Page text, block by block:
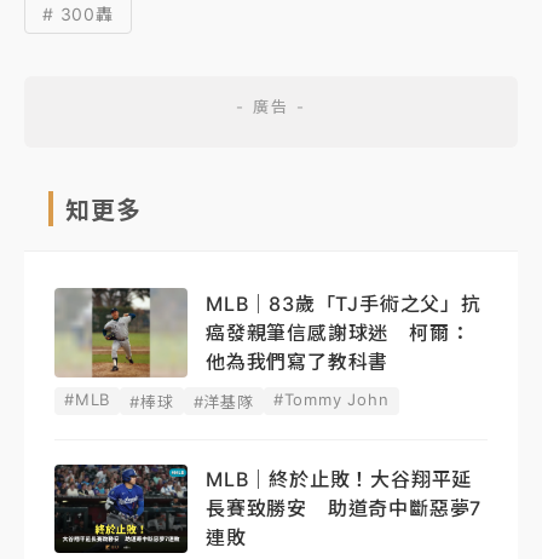
# 300轟
知更多
MLB｜83歲「TJ手術之父」抗
癌發親筆信感謝球迷 柯爾：
他為我們寫了教科書
#MLB #棒球 #洋基隊 #Tommy John
MLB｜終於止敗！大谷翔平延
長賽致勝安 助道奇中斷惡夢7
連敗